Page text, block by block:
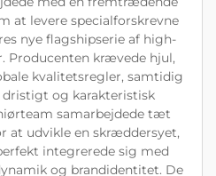
at levere specialforskrevne
nye flagshipserie af high-
Producenten krævede hjul,
kvalitetsregler, samtidig
og karakteristisk
samarbejdede tæt
at udvikle en skræddersyet,
integrerede sig med
og brandidentitet. De